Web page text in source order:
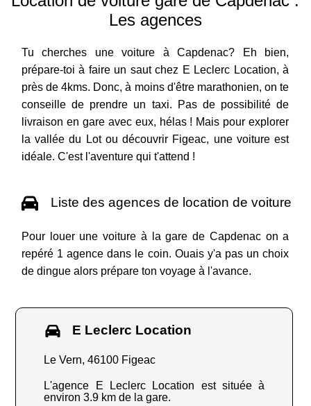
Horaires
Les agences
Tu cherches une voiture à Capdenac? Eh bien,
prépare-toi à faire un saut chez E Leclerc Location, à
près de 4kms. Donc, à moins d'être marathonien, on te
conseille de prendre un taxi. Pas de possibilité de
livraison en gare avec eux, hélas ! Mais pour explorer
la vallée du Lot ou découvrir Figeac, une voiture est
idéale. C'est l'aventure qui t'attend !
Liste des agences de location de voiture
Pour louer une voiture à la gare de Capdenac on a
repéré 1 agence dans le coin. Ouais y'a pas un choix
de dingue alors prépare ton voyage à l'avance.
E Leclerc Location
Le Vern, 46100 Figeac
L'agence E Leclerc Location est située à
environ 3.9 km de la gare.